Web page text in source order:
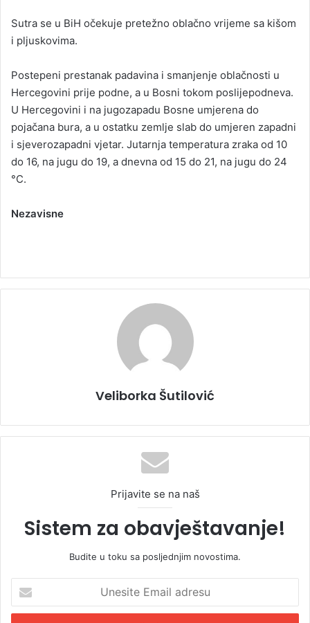
Sutra se u BiH očekuje pretežno oblačno vrijeme sa kišom
i pljuskovima.
Postepeni prestanak padavina i smanjenje oblačnosti u
Hercegovini prije podne, a u Bosni tokom poslijepodneva.
U Hercegovini i na jugozapadu Bosne umjerena do
pojačana bura, a u ostatku zemlje slab do umjeren zapadni
i sjeverozapadni vjetar. Jutarnja temperatura zraka od 10
do 16, na jugu do 19, a dnevna od 15 do 21, na jugu do 24
°C.
Nezavisne
Veliborka Šutilović
Prijavite se na naš
Sistem za obavještavanje!
Budite u toku sa posljednjim novostima.
e